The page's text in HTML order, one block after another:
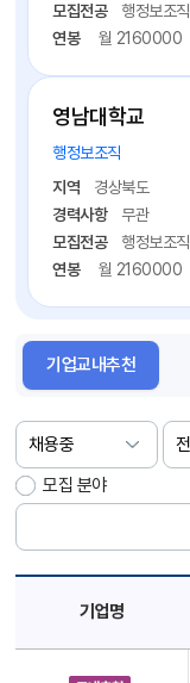
모집전공
행정보조직
연봉
월 2160000
영남대학교
행정보조직
지역
경상북도
경력사항
무관
모집전공
행정보조직
연봉
월 2160000
기업교내추천
모집 분야
기업명